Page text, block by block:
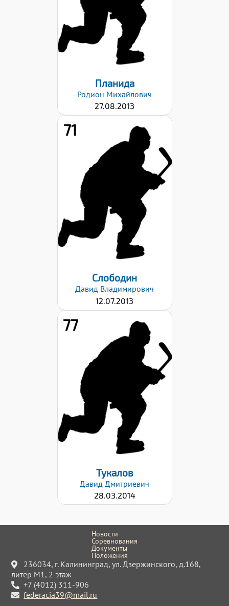
Левый
Дата заявки:
03.03.2026
Планида
Родион Михайлович
27.08.2013
71
Рост:
Левый
Дата заявки:
03.03.2026
Слободин
Давид Владимирович
12.07.2013
77
Рост:
Левый
Дата заявки:
03.03.2026
Тукалов
Давид Дмитриевич
28.03.2014
Новости
Соревнования
Документы
Положения
236034, г. Калининград, ул. Дзержинского, д.168,
литер М1, 2 этаж
+7 (4012) 311-906
federacia39@mail.ru